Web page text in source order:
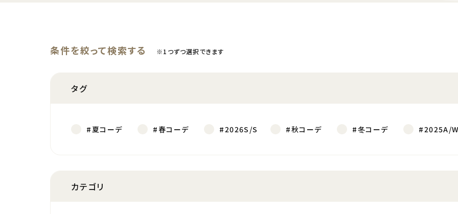
条件を絞って検索する ※1つずつ選択できます
タグ
#夏コーデ #春コーデ #2026S/S #秋コーデ #冬コーデ #2025A/
カテゴリ